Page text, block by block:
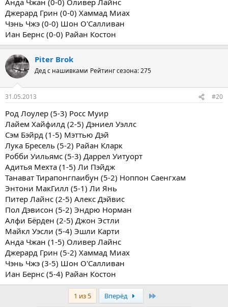
Джерард Грин (0-0) Хаммад Миах
Чэнь Чжэ (0-0) Шон О'Салливан
Иан Бернс (0-0) Райан Костон
Piter Brok
Дед с нашивками Рейтинг сезона: 275
31.05.2013 #20
Род Лоулер (5-3) Росс Муир
Лайем Хайфилд (2-5) Дэниел Уэллс
Сэм Бэйрд (1-5) Мэттью Дэй
Лука Бресель (5-2) Райан Кларк
Робби Уильямс (5-3) Даррел Уитуорт
Адитья Мехта (1-5) Ли Пэйдж
Танават Тирапонгпаибун (5-2) Ноппон Саенгхам
Энтони МакГилл (5-1) Ли Янь
Питер Лайнс (2-5) Алекс Дэйвис
Пол Дэвисон (5-2) Эндрю Норман
Алфи Бёрден (2-5) Джон Эстли
Майкл Уэсли (5-4) Эшли Карти
Анда Чжан (1-5) Оливер Лайнс
Джерард Грин (5-2) Хаммад Миах
Чэнь Чжэ (3-5) Шон О'Салливан
Иан Бернс (5-4) Райан Костон
1 из 5 Вперёд